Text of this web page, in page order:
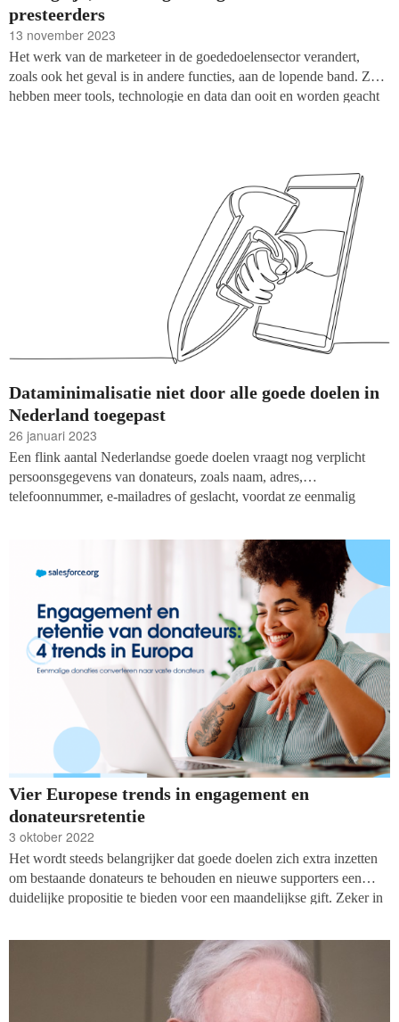
presteerders
13 november 2023
Het werk van de marketeer in de goededoelensector verandert,
zoals ook het geval is in andere functies, aan de lopende band. Ze
hebben meer tools, technologie en data dan ooit en worden geacht
de marketeers dat hun werk nu meer waarde biedt dan een jaar
‘State of Marketing for Non-profits’ rapport
Dataminimalisatie niet door alle goede doelen in
Nederland toegepast
26 januari 2023
Een flink aantal Nederlandse goede doelen vraagt nog verplicht
persoonsgegevens van donateurs, zoals naam, adres,
telefoonnummer, e-mailadres of geslacht, voordat ze eenmalig
deze modules (73 procent) kan niet anoniem eenmalig geld
gedoneerd worden.
Vier Europese trends in engagement en
donateursretentie
3 oktober 2022
Het wordt steeds belangrijker dat goede doelen zich extra inzetten
om bestaande donateurs te behouden en nieuwe supporters een
duidelijke propositie te bieden voor een maandelijkse gift. Zeker in
van levensonderhoud punt van discussie zijn. Goede doelen kunnen
stabiel hun werk blijven doen als ze op bijvoorbeeld structurele
giften kunnen terugvallen. Echter doneren mensen via digitale
donaties juist vaker eenmalig. In het nieuwe e-book bespreekt
hoe goede doelen nieuwe doelgroepen aantrekken en